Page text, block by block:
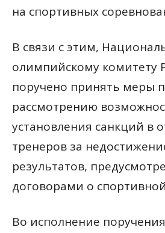
на спортивных
В связи с этим,
олимпийскому комитету
поручено принять меры
рассмотрению
установления санкций в
тренеров за
результатов,
договорами о
Во исполнение